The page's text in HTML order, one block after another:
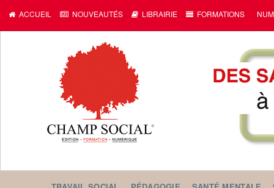
ACCUEIL NOUVEAUTÉS LIBRAIRIE FORMATIONS